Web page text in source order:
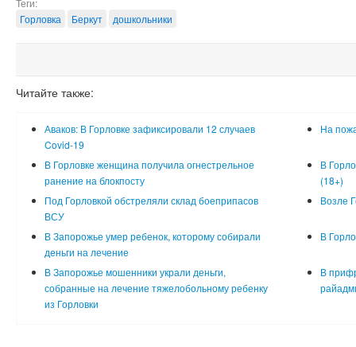
Теги:
Горловка
Беркут дошкольники
Читайте также:
Аваков: В Горловке зафиксировали 12 случаев
Covid-19
На
В Горловке женщина получила огнестрельное
ранение на блокпосту
В
(18+)
Под Горловкой обстреляли склад боеприпасов
ВСУ
Возле
В Запорожье умер ребенок, которому собирали
деньги на лечение
В
В Запорожье мошенники украли деньги,
собранные на лечение тяжелобольному ребенку
из Горловки
В